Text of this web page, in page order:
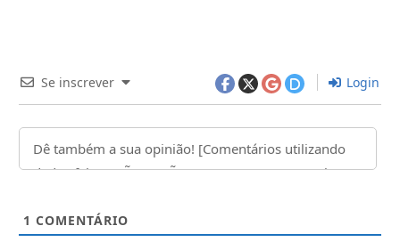
Se inscrever Login
1 COMENTÁRIO